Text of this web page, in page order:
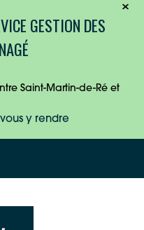
GESTION DES
Saint-Martin-de-Ré et
y rendre